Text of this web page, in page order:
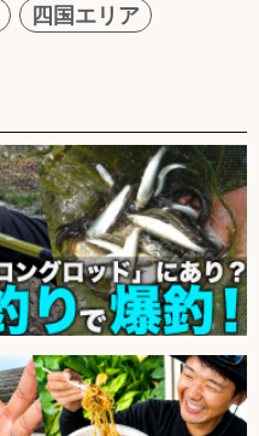
四国エリア